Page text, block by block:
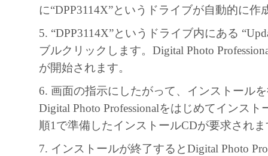
に“DPP3114X”というドライブが自動的に作
5. “DPP3114X”というドライブ内にある
ブルクリックします。Digital Photo
が開始されます。
6. 画面の指示にしたがって、インストール
Digital Photo Professionalをはじめてインス
順1で準備したインストールCDが要求され
7. インストールが終了するとDigital Photo